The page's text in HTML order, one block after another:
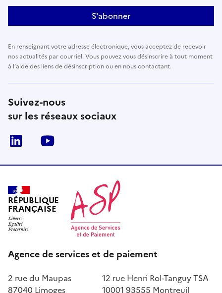
S'abonner
En renseignant votre adresse électronique, vous acceptez de recevoir
nos actualités par courriel. Vous pouvez vous désinscrire à tout moment
à l’aide des liens de désinscription ou en nous contactant.
Suivez-nous
sur les réseaux sociaux
LinkedIn
RÉPUBLIQUE
FRANÇAISE
Agence de services et de paiement
2 rue du Maupas
87040 Limoges
12 rue Henri Rol-Tanguy TSA
10001 93555 Montreuil